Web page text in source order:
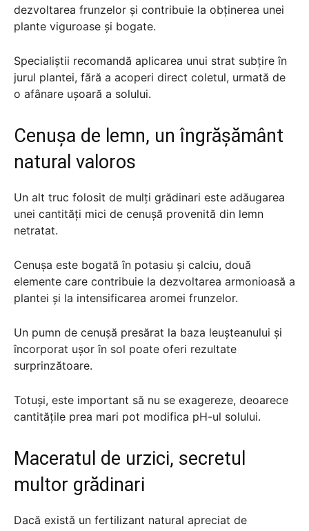
dezvoltarea frunzelor și contribuie la obținerea unei
plante viguroase și bogate.
Specialiștii recomandă aplicarea unui strat subțire în
jurul plantei, fără a acoperi direct coletul, urmată de
o afânare ușoară a solului.
Cenușa de lemn, un îngrășământ
natural valoros
Un alt truc folosit de mulți grădinari este adăugarea
unei cantități mici de cenușă provenită din lemn
netratat.
Cenușa este bogată în potasiu și calciu, două
elemente care contribuie la dezvoltarea armonioasă a
plantei și la intensificarea aromei frunzelor.
Un pumn de cenușă presărat la baza leușteanului și
încorporat ușor în sol poate oferi rezultate
surprinzătoare.
Totuși, este important să nu se exagereze, deoarece
cantitățile prea mari pot modifica pH-ul solului.
Maceratul de urzici, secretul
multor grădinari
Dacă există un fertilizant natural apreciat de